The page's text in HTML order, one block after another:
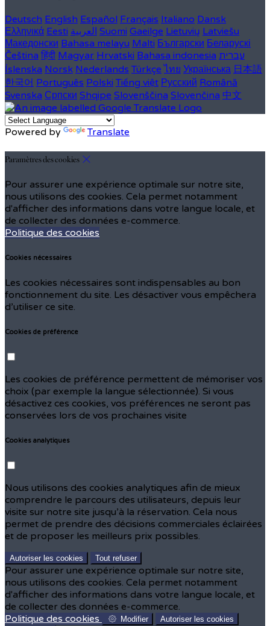
Deutsch English Español Français Italiano Dansk
Ελληνικά Eesti العربية Suomi Gaeilge Lietuvių Latviešu
Македонски Bahasa melayu Malti Български Беларускі
Čeština हिंदी Magyar Hrvatski Bahasa indonesia עברית
Íslenska Norsk Nederlands Türkçe ไทย Українська 日本語
한국어 Português Polski Tiếng việt Русский Română
Svenska Српски Shqipe Slovenščina Slovenčina 中文
Powered by Translate
Paramètres des cookies
Pour assurer une expérience optimale sur notre site,
nous utilisons des cookies. Cela permet notamment
d'afficher des informations dans votre langue locale, et
de collecter des données e-commerce.
Politique des cookies
Cookies nécessaires
Les cookies nécessaires sont indispensables au bon
fonctionnement du site. Les désactiver vous empêchera
d’utiliser ce site.
Cookies de préférence
Les cookies de préférence permettent de mémoriser vos
choix (par exemple la langue sélectionnée). Si vous
désactivez ces cookies, vos préférences ne seront pas
conservées lors de vos prochaines visite
Cookies analytiques
Nous utilisons des cookies analytiques afin de mieux
comprendre le parcours des utilisateurs, depuis leur
visite sur notre site jusqu’à la réservation. Cela nous
permet de prendre des décisions commerciales éclairées
et de proposer les meilleurs prix possibles.
Autoriser les cookies Tout refuser
Pour assurer une expérience optimale sur notre site,
nous utilisons des cookies. Cela permet notamment
d'afficher des informations dans votre langue locale, et
de collecter des données e-commerce.
Politique des cookies
Modifier
Autoriser les cookies